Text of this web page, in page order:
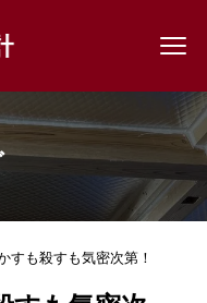
すも殺すも気密次第！